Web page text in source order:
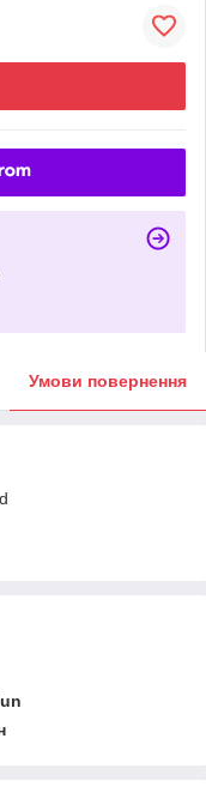
Умови повернення